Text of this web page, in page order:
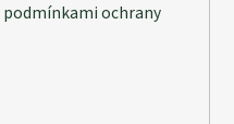
podmínkami ochrany